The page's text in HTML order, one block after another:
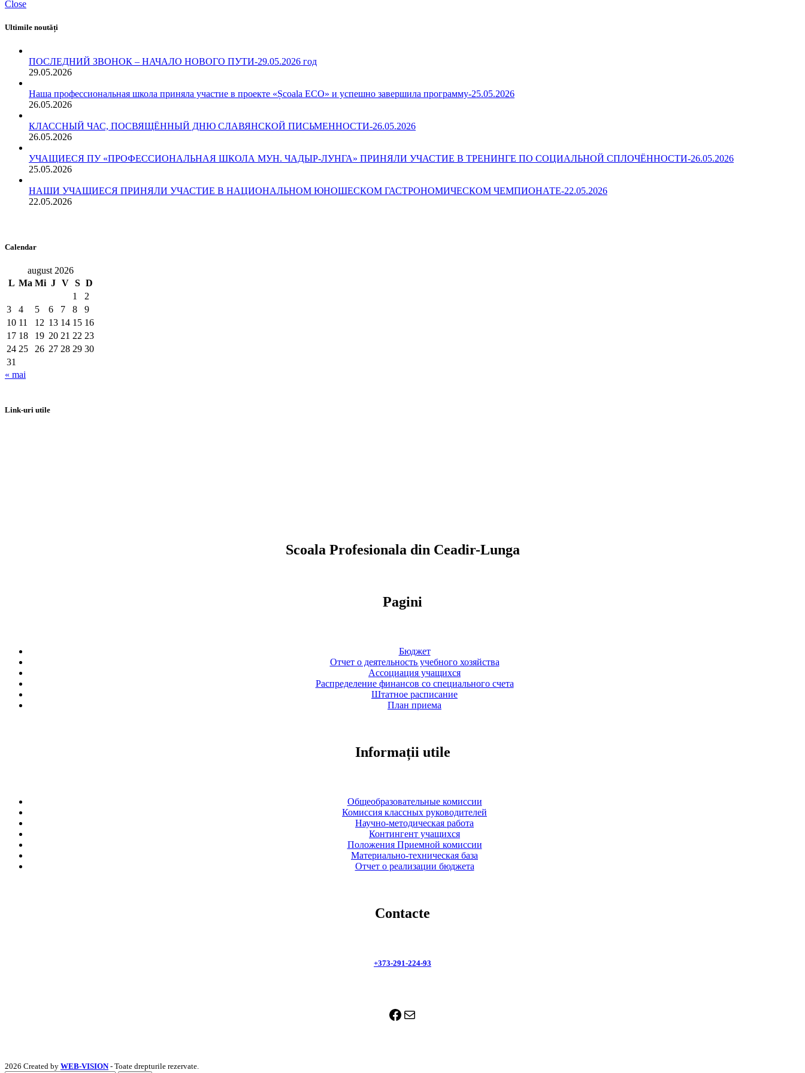
Close
Ultimile noutăți
ПОСЛЕДНИЙ ЗВОНОК – НАЧАЛО НОВОГО ПУТИ-29.05.2026 год
29.05.2026
Наша профессиональная школа приняла участие в проекте «Școala ECO» и успешно завершила программу-25.05.2026
26.05.2026
КЛАССНЫЙ ЧАС, ПОСВЯЩЁННЫЙ ДНЮ СЛАВЯНСКОЙ ПИСЬМЕННОСТИ-26.05.2026
26.05.2026
УЧАЩИЕСЯ ПУ «ПРОФЕССИОНАЛЬНАЯ ШКОЛА МУН. ЧАДЫР-ЛУНГА» ПРИНЯЛИ УЧАСТИЕ В ТРЕНИНГЕ ПО СОЦИАЛЬНОЙ СПЛОЧЁННОСТИ-26.05.2026
25.05.2026
НАШИ УЧАЩИЕСЯ ПРИНЯЛИ УЧАСТИЕ В НАЦИОНАЛЬНОМ ЮНОШЕСКОМ ГАСТРОНОМИЧЕСКОМ ЧЕМПИОНАТЕ-22.05.2026
22.05.2026
Calendar
august 2026
L Ma Mi J V S D
1
2
3
4 5 6 7 8
9
10 11 12 13 14 15 16
17 18 19 20 21 22 23
24 25 26 27 28 29 30
31
« mai
Link-uri utile
Scoala Profesionala din Ceadir-Lunga
Pagini
Бюджет
Отчет о деятельность учебного хозяйства
Ассоциация учащихся
Распределение финансов со специального счета
Штатное расписание
План приема
Informații utile
Общеобразовательные комиссии
Комиссия классных руководителей
Научно-методическая работа
Контингент учащихся
Положения Приемной комиссии
Материально-техническая база
Отчет о реализации бюджета
Contacte
+373-291-224-93
Facebook
Mail
2026 Created by WEB-VISION- Toate drepturile rezervate.